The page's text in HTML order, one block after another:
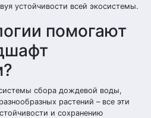
устойчивости всей экосистемы.
помогают
сбора дождевой воды,
растений – все эти
и сохранению